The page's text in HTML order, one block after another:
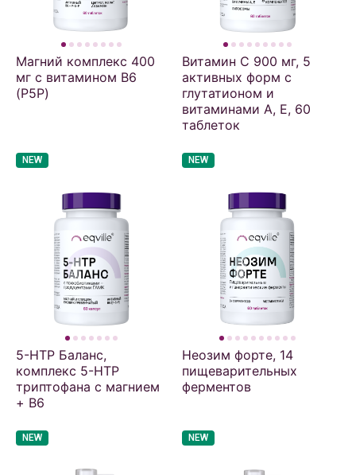
Магний комплекс 400
мг с витамином В6
(P5P)
Витамин С 900 мг, 5
активных форм с
глутатионом и
витаминами А, Е, 60
таблеток
NEW
5-HTP Баланс,
комплекс 5-НТР
триптофана с магнием
+ В6
NEW
Неозим форте, 14
пищеварительных
ферментов
NEW NEW